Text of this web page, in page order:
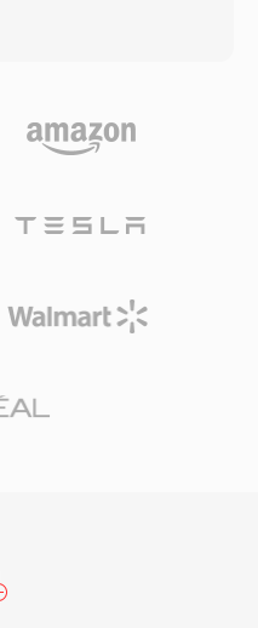
の信頼性の高い伝送
ータ保存への体系的
プリケーション間の
ョン時の再作業や手
は8ビットから32ビ
ートは最大768 kHz
にも十分な仕様で、
縮率は通常元のサイ
コーディングによ
埋め込みキューシ